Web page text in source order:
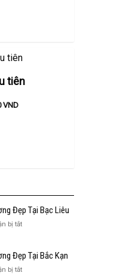
tiên
VND
Đẹp Tại Bạc Liêu
bị tắtở
Khai
Đẹp
Đẹp Tại Bắc Kạn
bị tắtở